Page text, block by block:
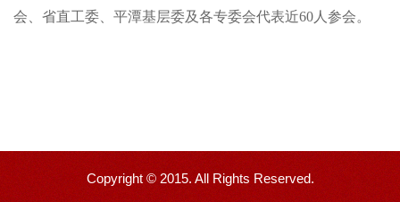
会、省直工委、平潭基层委及各专委会代表近60人参会。
Copyright © 2015. All Rights Reserved.